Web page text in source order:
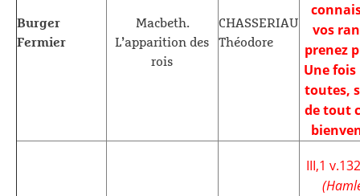
Burger
Fermier
Macbeth.
L’apparition des
rois
CHASSERIAU
Théodore
vos
prenez
Une
toutes,
de tout
III,1